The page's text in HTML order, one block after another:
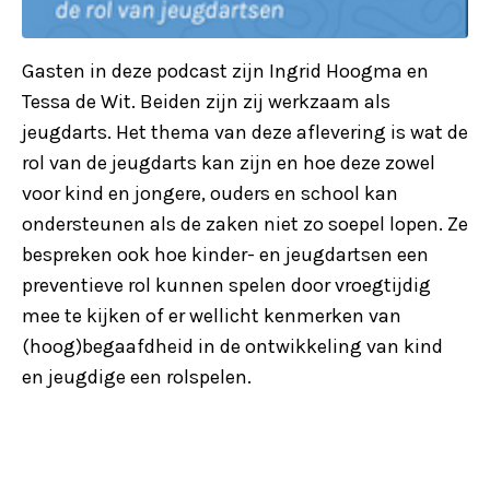
Gasten in deze podcast zijn Ingrid Hoogma en
Tessa de Wit. Beiden zijn zij werkzaam als
jeugdarts. Het thema van deze aflevering is wat de
rol van de jeugdarts kan zijn en hoe deze zowel
voor kind en jongere, ouders en school kan
ondersteunen als de zaken niet zo soepel lopen. Ze
bespreken ook hoe kinder- en jeugdartsen een
preventieve rol kunnen spelen door vroegtijdig
mee te kijken of er wellicht kenmerken van
(hoog)begaafdheid in de ontwikkeling van kind
en jeugdige een rolspelen.